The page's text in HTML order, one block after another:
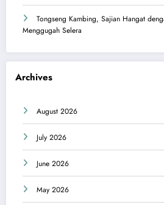
Tongseng Kambing, Sajian Hangat
Menggugah Selera
Archives
August 2026
July 2026
June 2026
May 2026